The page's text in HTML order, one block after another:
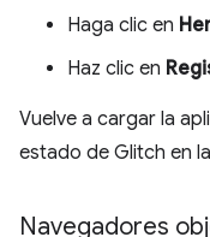
Haga clic en
Haz clic en
Vuelve a cargar la
estado de Glitch en
Navegadores